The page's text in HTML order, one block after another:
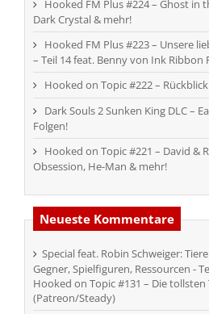
Hooked FM Plus #224 – Ghost in
Dark Crystal & mehr!
Hooked FM Plus #223 – Unsere
– Teil 14 feat. Benny von Ink Ribbon
Hooked on Topic #222 –
Dark Souls 2 Sunken King DLC –
Folgen!
Hooked on Topic #221 – David &
Obsession, He-Man & mehr!
Neueste Kommentare
Special feat. Robin Schweiger:
Gegner, Spielfiguren, Ressourcen -
Hooked on Topic #131 – Die
(Patreon/Steady)